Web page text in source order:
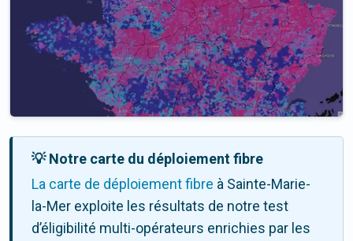
💡 Notre carte du déploiement fibre
La carte de déploiement fibre à Sainte-Marie-
la-Mer exploite les résultats de notre test
d’éligibilité multi-opérateurs enrichies par les